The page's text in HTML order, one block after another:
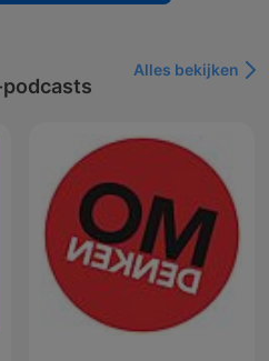
Alles bekijken